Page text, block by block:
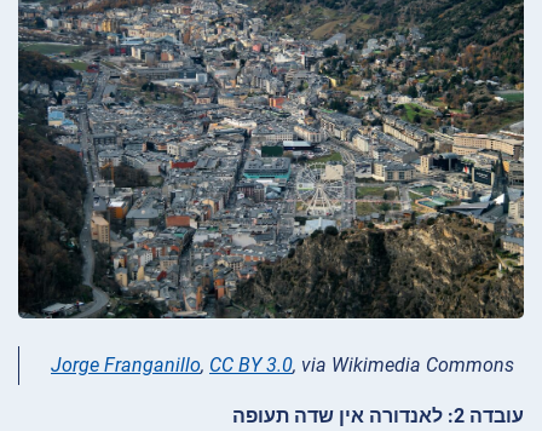
Jorge Franganillo, CC BY 3.0, via Wikimedia Commons
עובדה 2: לאנדורה אין שדה תעופה